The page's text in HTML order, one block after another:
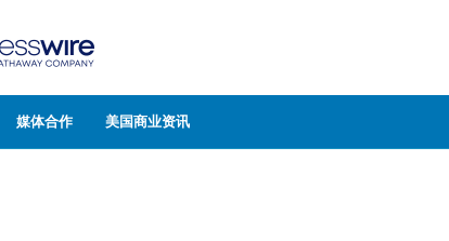
媒体合作 美国商业资讯